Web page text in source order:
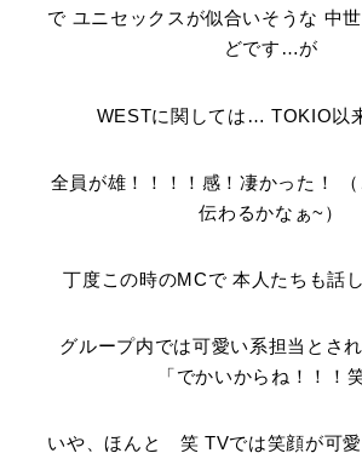
で ユニセックスが似合いそうな 中
どです…が
WESTに関しては… TOKIO以
全員が雄！！！！感！凄かった！
伝わるかなぁ~）
丁度この時のMCで 本人たちも話
グループ内では可愛い系担当とさ
「でかいからね！！！笑
いや、ほんと 笑 TVでは笑顔が可